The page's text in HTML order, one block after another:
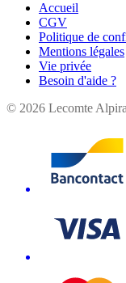
Accueil
CGV
Politique de
Mentions légales
Vie privée
Besoin d'aide ?
© 2026 Lecomte